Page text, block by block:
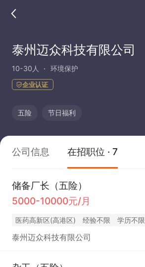
泰州迈众科技有限公司
10-30人 环境保护
企业认证
五险 节日福利
公司信息 在招职位 · 7
储备厂长（五险）
5000-10000元/月
医药高新区(高港区) 经验不限 学历不限
泰州迈众科技有限公司